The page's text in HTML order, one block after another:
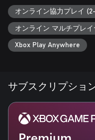
オンライン協力プレイ
オンライン マルチプレ
Xbox Play Anywhere
サブスクリプショ